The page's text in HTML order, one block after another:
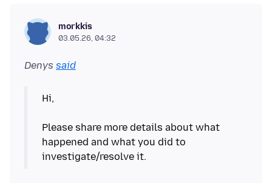
morkkis
03.05.26, 04:32
Denys said
Hi,
Please share more details about what
happened and what you did to